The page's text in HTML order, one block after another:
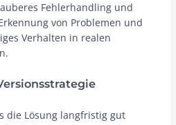
Fehlerhandling und
von Problemen und
Verhalten in realen
die Lösung langfristig gut